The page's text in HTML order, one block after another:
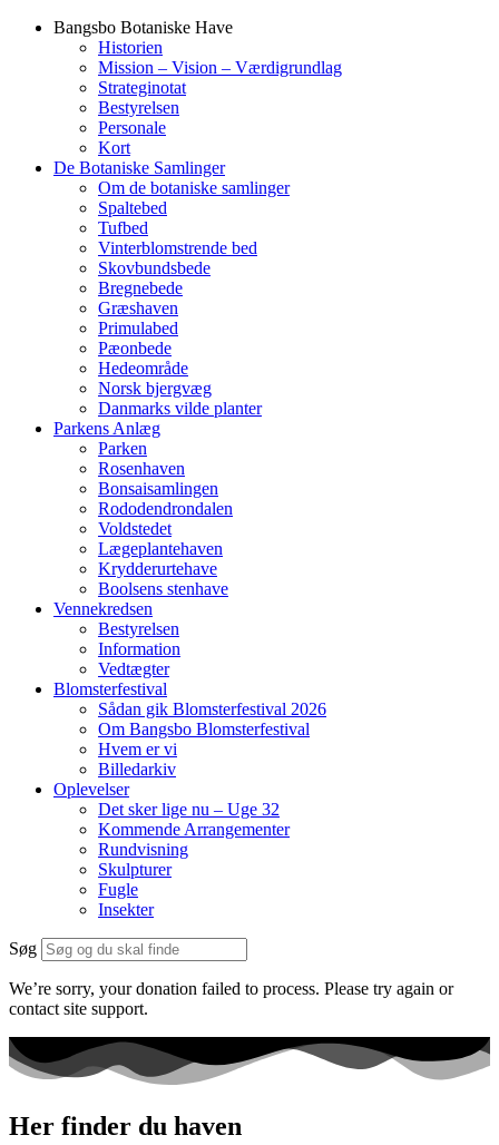
Bangsbo Botaniske Have
Historien
Mission – Vision – Værdigrundlag
Strateginotat
Bestyrelsen
Personale
Kort
De Botaniske Samlinger
Om de botaniske samlinger
Spaltebed
Tufbed
Vinterblomstrende bed
Skovbundsbede
Bregnebede
Græshaven
Primulabed
Pæonbede
Hedeområde
Norsk bjergvæg
Danmarks vilde planter
Parkens Anlæg
Parken
Rosenhaven
Bonsaisamlingen
Rododendrondalen
Voldstedet
Lægeplantehaven
Krydderurtehave
Boolsens stenhave
Vennekredsen
Bestyrelsen
Information
Vedtægter
Blomsterfestival
Sådan gik Blomsterfestival 2026
Om Bangsbo Blomsterfestival
Hvem er vi
Billedarkiv
Oplevelser
Det sker lige nu – Uge 32
Kommende Arrangementer
Rundvisning
Skulpturer
Fugle
Insekter
Søg
We’re sorry, your donation failed to process. Please try again or
contact site support.
Her finder du haven